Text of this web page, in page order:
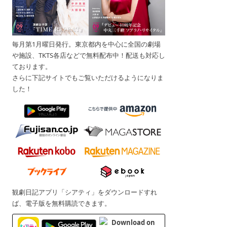
毎月第1月曜日発行。東京都内を中心に全国の劇場
や施設、TKTS各店などで無料配布中！配送も対応し
ております。
さらに下記サイトでもご覧いただけるようになりま
した！
観劇日記アプリ「シアティ」をダウンロードすれ
ば、電子版を無料購読できます。